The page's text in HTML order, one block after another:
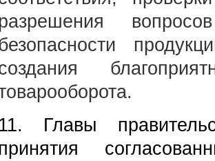
11. Главы